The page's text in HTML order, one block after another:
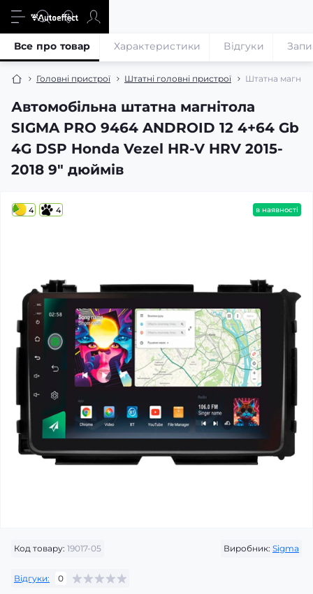
Головні пристрої Штатні головні пристрої Штатна
Автомобільна штатна магнітола
SIGMA PRO 9464 ANDROID 12 4+64 Gb
4G DSP Honda Vezel HR-V HRV 2015-
2018 9" дюймів
Все про товар Характеристики Відгуки
4 4 в наявності
Код товару: 19017-05 Виробник: Sigma
Відгуки: 0